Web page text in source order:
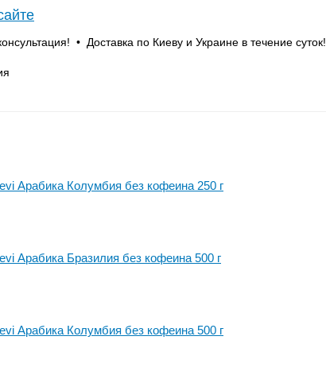
• Доставка по Киеву и Украине в течение суток!
Арабика Колумбия без кофеина 250 г
Арабика Бразилия без кофеина 500 г
Арабика Колумбия без кофеина 500 г